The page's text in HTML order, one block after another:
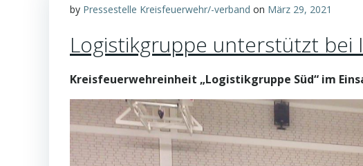
by Pressestelle Kreisfeuerwehr/-verband on März 29, 2021
Logistikgruppe unterstützt
Kreisfeuerwehreinheit „Logistikgruppe Süd“ im